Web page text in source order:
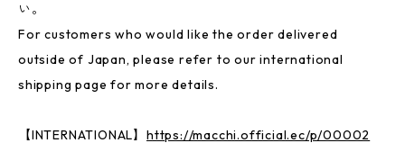
い。
For customers who would like the order delivered
outside of Japan, please refer to our international
shipping page for more details.
【INTERNATIONAL】https://macchi.official.ec/p/00002